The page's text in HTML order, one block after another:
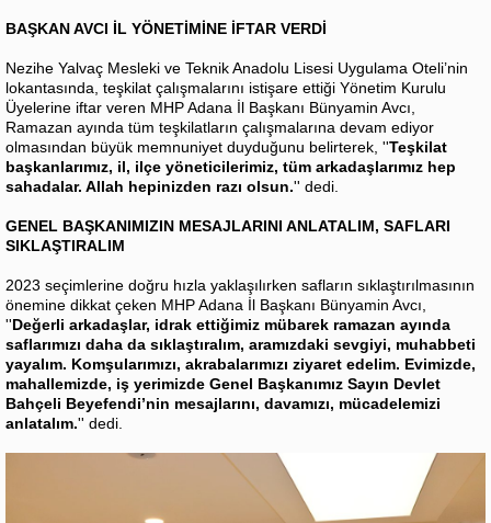
BAŞKAN AVCI İL YÖNETİMİNE İFTAR VERDİ
Nezihe Yalvaç Mesleki ve Teknik Anadolu Lisesi Uygulama Oteli’nin
lokantasında, teşkilat çalışmalarını istişare ettiği Yönetim Kurulu
Üyelerine iftar veren MHP Adana İl Başkanı Bünyamin Avcı,
Ramazan ayında tüm teşkilatların çalışmalarına devam ediyor
olmasından büyük memnuniyet duyduğunu belirterek, ''Teşkilat
başkanlarımız, il, ilçe yöneticilerimiz, tüm arkadaşlarımız hep
sahadalar. Allah hepinizden razı olsun.'' dedi.
GENEL BAŞKANIMIZIN MESAJLARINI ANLATALIM, SAFLARI
SIKLAŞTIRALIM
2023 seçimlerine doğru hızla yaklaşılırken safların sıklaştırılmasının
önemine dikkat çeken MHP Adana İl Başkanı Bünyamin Avcı,
''Değerli arkadaşlar, idrak ettiğimiz mübarek ramazan ayında
saflarımızı daha da sıklaştıralım, aramızdaki sevgiyi, muhabbeti
yayalım. Komşularımızı, akrabalarımızı ziyaret edelim. Evimizde,
mahallemizde, iş yerimizde Genel Başkanımız Sayın Devlet
Bahçeli Beyefendi’nin mesajlarını, davamızı, mücadelemizi
anlatalım.'' dedi.